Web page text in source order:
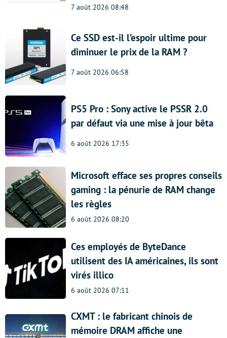
7 août 2026 08:48
Ce SSD est-il l’espoir ultime pour
diminuer le prix de la RAM ?
7 août 2026 06:58
PS5 Pro : Sony active le PSSR 2.0
par défaut via une mise à jour bêta
6 août 2026 17:35
Microsoft efface ses propres conseils
gaming : la pénurie de RAM change
les règles
6 août 2026 08:20
Ces employés de ByteDance
utilisent des IA américaines, ils sont
virés illico
6 août 2026 07:11
CXMT : le fabricant chinois de
mémoire DRAM affiche une